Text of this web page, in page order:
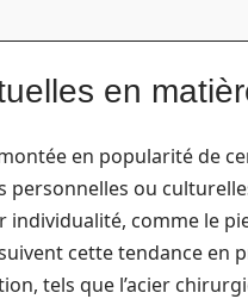
en
en popularité de
personnelles ou
comme le
cette tendance
tels que l’acier